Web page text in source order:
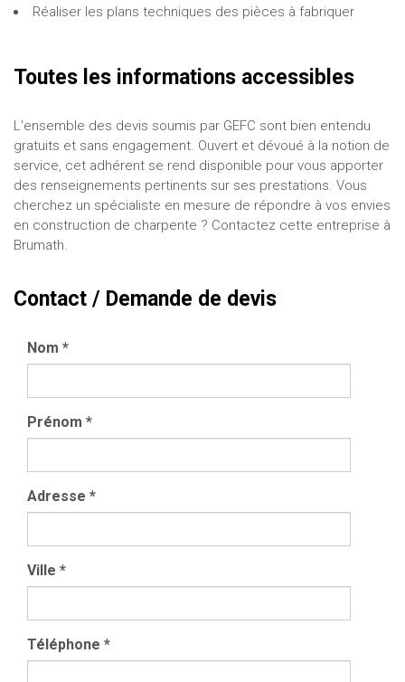
Réaliser les plans techniques des pièces à fabriquer
Toutes les informations accessibles
L'ensemble des devis soumis par GEFC sont bien entendu
gratuits et sans engagement. Ouvert et dévoué à la notion de
service, cet adhérent se rend disponible pour vous apporter
des renseignements pertinents sur ses prestations. Vous
cherchez un spécialiste en mesure de répondre à vos envies
en construction de charpente ? Contactez cette entreprise à
Brumath.
Contact / Demande de devis
Nom *
Prénom *
Adresse *
Ville *
Téléphone *